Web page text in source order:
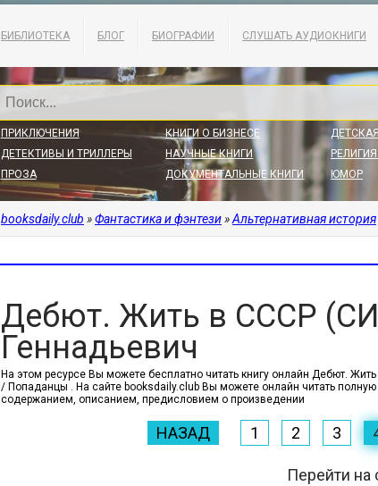
БИБЛИОТЕКА БЛОГ БИОГРАФИИ СЛУШАТЬ АУДИОКНИГИ
ПРИКЛЮЧЕНИЯ
ДЕТЕКТИВЫ И ТРИЛЛЕРЫ
ПРОЗА
КНИГИ О БИЗНЕСЕ
НАУЧНЫЕ КНИГИ
ДОКУМЕНТАЛЬНЫЕ КНИГИ
ЮМОР
booksdaily.club »Фантастика и фэнтези»Альтернативная история
Дебют. Жить в СССР
Геннадьевич
На этом ресурсе Вы можете бесплатно читать книгу онлайн Дебют.
/ Попаданцы . На сайте booksdaily.club Вы можете онлайн читать
содержанием, описанием, предисловием о произведении
НАЗАД 1 2 3
Перейти на